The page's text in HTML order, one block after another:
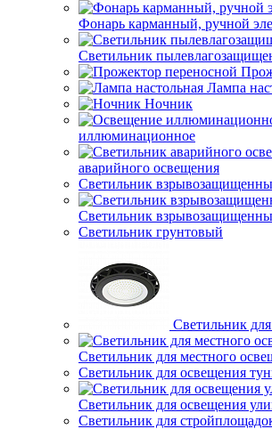
Фонарь карманный, ручной
Светильник
Лампа
Ночник
иллюминационное
аварийного освещения
Светильник
Светильник
Светильник грунтовый
Светильник
Светильник для местного
Светильник для освещения
Светильник для освещения
Светильник для